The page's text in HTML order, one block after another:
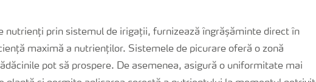
nutrienți prin sistemul de irigații, furnizează îngrășăminte direct în
maximă a nutrienților. Sistemele de picurare oferă o zonă
pot să prospere. De asemenea, asigură o uniformitate mai